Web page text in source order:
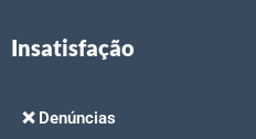
Insatisfação
❌ Denúncias